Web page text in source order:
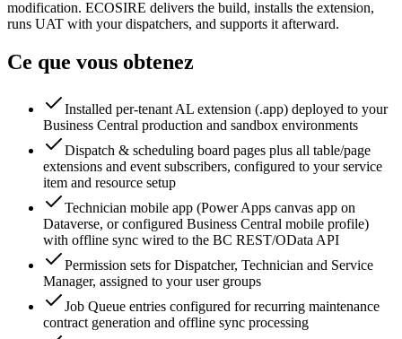
modification. ECOSIRE delivers the build, installs the extension,
runs UAT with your dispatchers, and supports it afterward.
Ce que vous obtenez
Installed per-tenant AL extension (.app) deployed to your
Business Central production and sandbox environments
Dispatch & scheduling board pages plus all table/page
extensions and event subscribers, configured to your service
item and resource setup
Technician mobile app (Power Apps canvas app on
Dataverse, or configured Business Central mobile profile)
with offline sync wired to the BC REST/OData API
Permission sets for Dispatcher, Technician and Service
Manager, assigned to your user groups
Job Queue entries configured for recurring maintenance
contract generation and offline sync processing